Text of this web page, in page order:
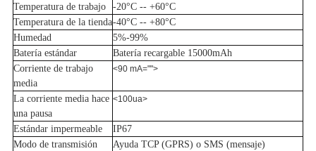
Temperatura de trabajo
-20°C -- +60°C
Temperatura de la tienda-40°C -- +80°C
Humedad
5%-99%
Batería estándar
Batería recargable 15000mAh
Corriente de trabajo
media
<90 mA="">
La corriente media hace
una pausa
<100ua>
Estándar impermeable
IP67
Modo de transmisión
Ayuda TCP (GPRS) o SMS (mensaje)